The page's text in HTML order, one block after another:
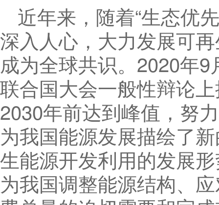
近年来，随着“生态优
深入人心，大力发展可
成为全球共识。2020年
联合国大会一般性辩论
2030年前达到峰值，努
为我国能源发展描绘了
生能源开发利用的发展
为我国调整能源结构、